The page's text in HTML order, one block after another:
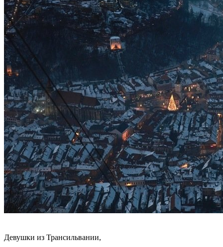
Девушки из Трансильвании,